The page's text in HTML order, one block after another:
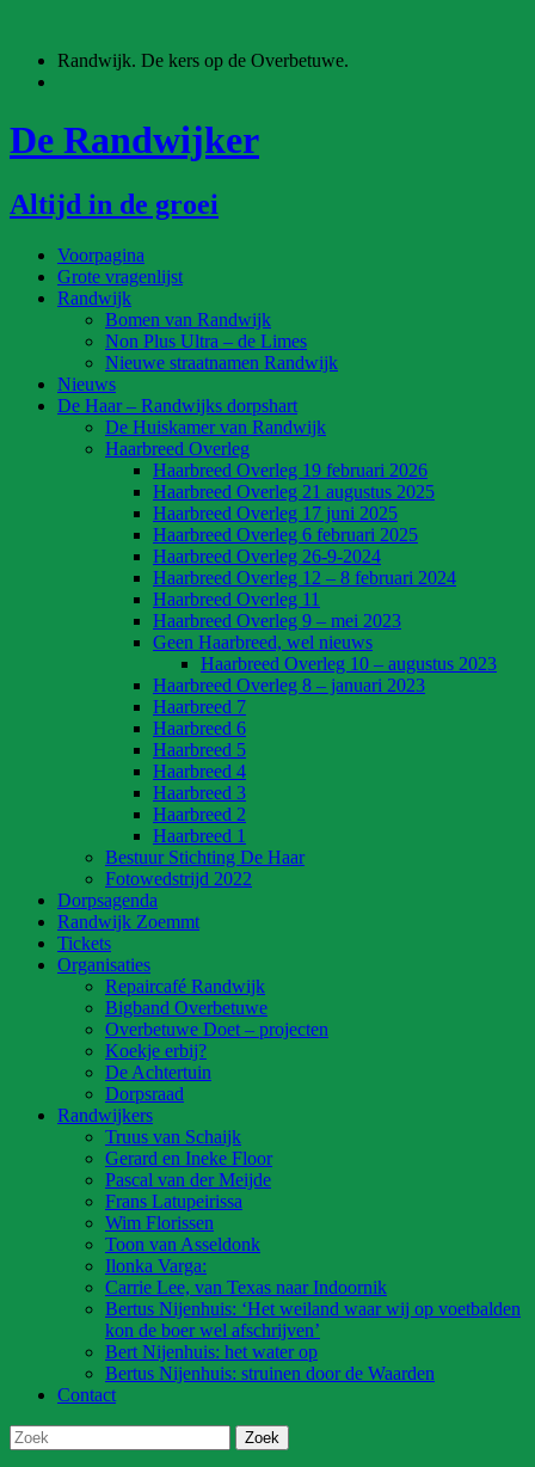
inhoud
Randwijk. De kers op de Overbetuwe.
De Randwijker
Altijd in de groei
Voorpagina
Grote vragenlijst
Randwijk
Bomen van Randwijk
Non Plus Ultra – de Limes
Nieuwe straatnamen Randwijk
Nieuws
De Haar – Randwijks dorpshart
De Huiskamer van Randwijk
Haarbreed Overleg
Haarbreed Overleg 19 februari 2026
Haarbreed Overleg 21 augustus 2025
Haarbreed Overleg 17 juni 2025
Haarbreed Overleg 6 februari 2025
Haarbreed Overleg 26-9-2024
Haarbreed Overleg 12 – 8 februari 2024
Haarbreed Overleg 11
Haarbreed Overleg 9 – mei 2023
Geen Haarbreed, wel nieuws
Haarbreed Overleg 10 – augustus 2023
Haarbreed Overleg 8 – januari 2023
Haarbreed 7
Haarbreed 6
Haarbreed 5
Haarbreed 4
Haarbreed 3
Haarbreed 2
Haarbreed 1
Bestuur Stichting De Haar
Fotowedstrijd 2022
Dorpsagenda
Randwijk Zoemmt
Tickets
Organisaties
Repaircafé Randwijk
Bigband Overbetuwe
Overbetuwe Doet – projecten
Koekje erbij?
De Achtertuin
Dorpsraad
Randwijkers
Truus van Schaijk
Gerard en Ineke Floor
Pascal van der Meijde
Frans Latupeirissa
Wim Florissen
Toon van Asseldonk
Ilonka Varga:
Carrie Lee, van Texas naar Indoornik
Bertus Nijenhuis: ‘Het weiland waar wij op voetbalden
kon de boer wel afschrijven’
Bert Nijenhuis: het water op
Bertus Nijenhuis: struinen door de Waarden
Contact